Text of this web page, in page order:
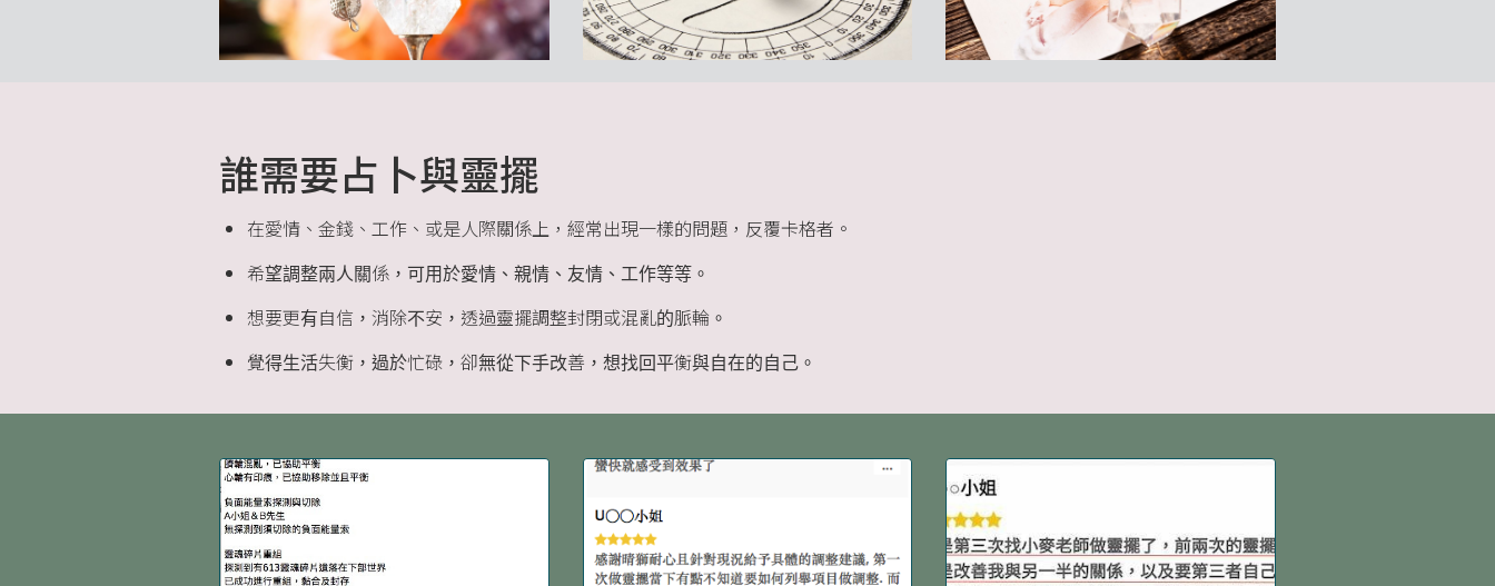
誰需要占卜與靈擺
在愛情、金錢、工作、或是人際關係上，經常出現一樣的問題，反覆卡格者。
希望調整兩人關係，可用於愛情、親情、友情、工作等等。
想要更有自信，消除不安，透過靈擺調整封閉或混亂的脈輪。
覺得生活失衡，過於忙碌，卻無從下手改善，想找回平衡與自在的自己。